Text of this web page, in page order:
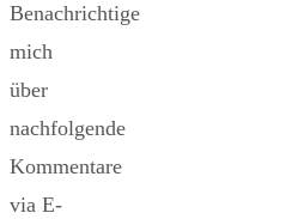
Benachrichtige
mich
über
nachfolgende
Kommentare
via E-